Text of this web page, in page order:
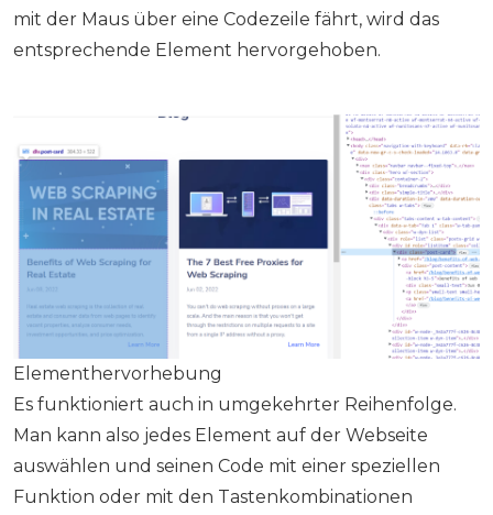
mit der Maus über eine Codezeile fährt, wird das
entsprechende Element hervorgehoben.
Elementhervorhebung
Es funktioniert auch in umgekehrter Reihenfolge.
Man kann also jedes Element auf der Webseite
auswählen und seinen Code mit einer speziellen
Funktion oder mit den Tastenkombinationen